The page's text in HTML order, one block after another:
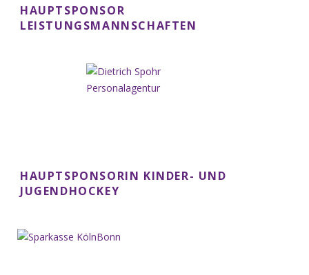
HAUPTSPONSOR
LEISTUNGSMANNSCHAFTEN
HAUPTSPONSORIN KINDER- UND
JUGENDHOCKEY